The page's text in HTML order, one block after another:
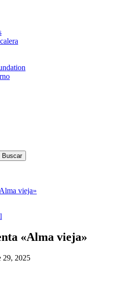
vieja»
«Alma vieja»
29, 2025